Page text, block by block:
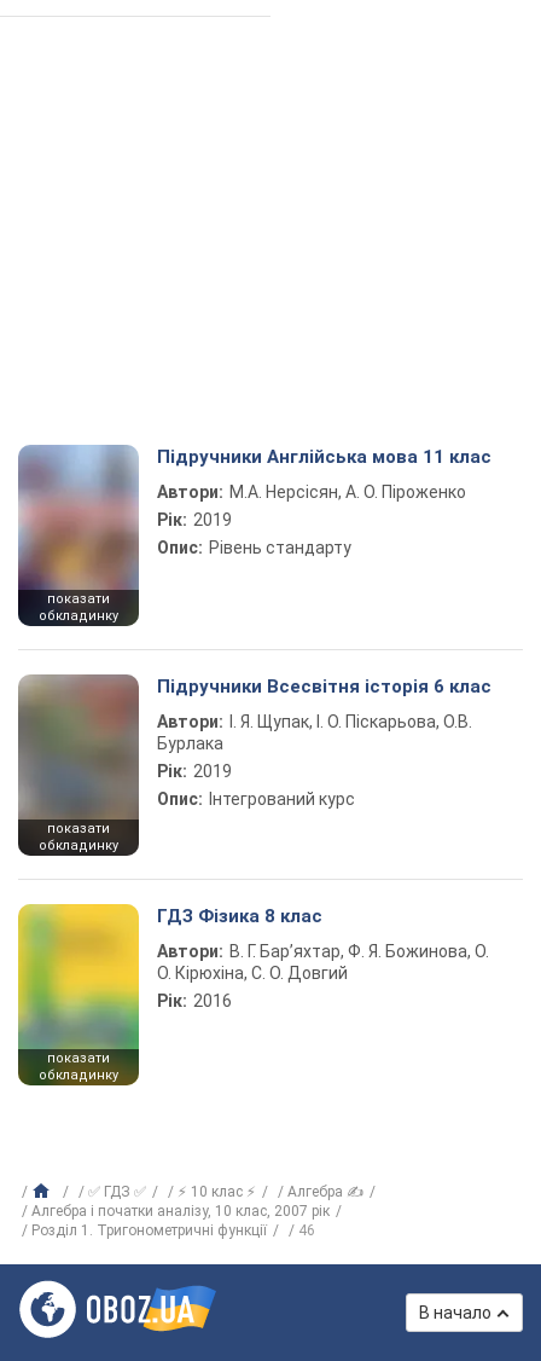
показати
обкладинку
Підручники Англійська мова 11 клас
Автори: М.А. Нерсісян, А. О. Піроженко
Рік: 2019
Опис: Рівень стандарту
показати
обкладинку
Підручники Всесвітня історія 6 клас
Автори:
І. Я. Щупак, І. О. Піскарьова, О.В.
Бурлака
Рік: 2019
Опис: Інтегрований курс
показати
обкладинку
ГДЗ Фізика 8 клас
Автори: В. Г. Бар’яхтар, Ф. Я. Божинова, О.
О. Кірюхіна, С. О. Довгий
Рік: 2016
✅ ГДЗ ✅ ⚡ 10 клас ⚡
Алгебра ✍
Алгебра i початки аналiзу, 10 клас, 2007 рiк
Розділ 1. Тригонометричні функції
46
В начало